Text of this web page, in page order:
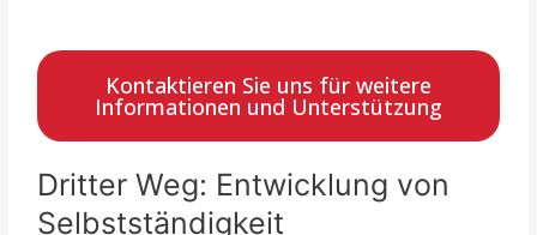
Kontaktieren Sie uns für weitere
Informationen und Unterstützung
Dritter Weg: Entwicklung von
Selbstständigkeit